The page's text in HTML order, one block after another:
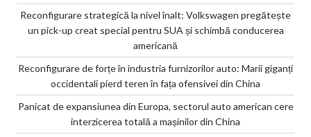
Reconfigurare strategică la nivel înalt: Volkswagen pregătește
un pick-up creat special pentru SUA și schimbă conducerea
americană
Reconfigurare de forțe în industria furnizorilor auto: Marii giganți
occidentali pierd teren în fața ofensivei din China
Panicat de expansiunea din Europa, sectorul auto american cere
interzicerea totală a mașinilor din China